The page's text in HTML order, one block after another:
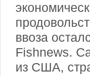
ввоза
Fishnews.
из США,